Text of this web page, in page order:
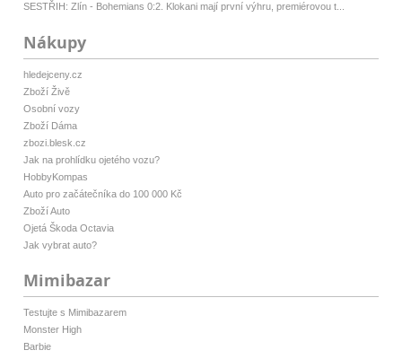
SESTŘIH: Zlín - Bohemians 0:2. Klokani mají první výhru, premiérovou t...
Nákupy
hledejceny.cz
Zboží Živě
Osobní vozy
Zboží Dáma
zbozi.blesk.cz
Jak na prohlídku ojetého vozu?
HobbyKompas
Auto pro začátečníka do 100 000 Kč
Zboží Auto
Ojetá Škoda Octavia
Jak vybrat auto?
Mimibazar
Testujte s Mimibazarem
Monster High
Barbie